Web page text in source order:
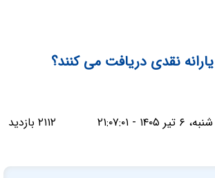
نقدی دریافت می کنند؟
شنبه، ۶ تیر ۱۴۰۵ - ۲۱:۰۷:۰۱ ۲۱۱۲ بازدید